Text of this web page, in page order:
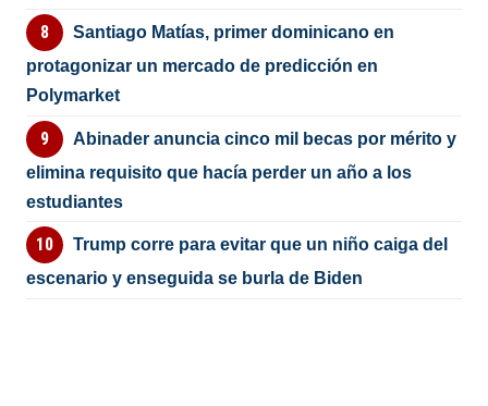
Santiago Matías, primer dominicano en
protagonizar un mercado de predicción en
Polymarket
Abinader anuncia cinco mil becas por mérito y
elimina requisito que hacía perder un año a los
estudiantes
Trump corre para evitar que un niño caiga del
escenario y enseguida se burla de Biden